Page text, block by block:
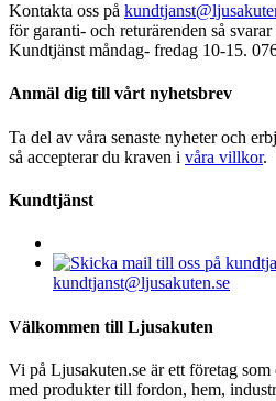
Kontakta oss på
för garanti- och returärenden så
Kundtjänst måndag- fredag 10-15.
Anmäl dig till vårt nyhetsbrev
Ta del av våra senaste nyheter och
så accepterar du kraven i våra villkor.
Kundtjänst
kundtjanst@ljusakuten.se
Välkommen till Ljusakuten
Vi på Ljusakuten.se är ett företag
med produkter till fordon, hem,